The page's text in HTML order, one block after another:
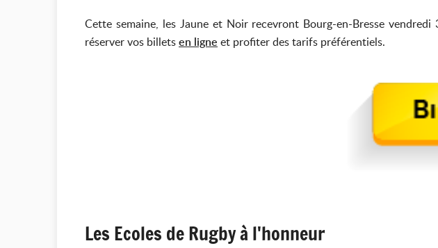
Cette semaine, les Jaune et Noir recevront Bourg-en-Bresse
réserver vos billetsen ligne et profiter des tarifs préférentiels.
Les Ecoles de Rugby à l'honneur